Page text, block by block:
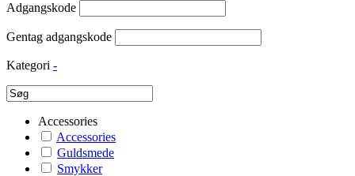
Adgangskode
Gentag adgangskode
Kategori -
Accessories
Accessories
Guldsmede
Smykker